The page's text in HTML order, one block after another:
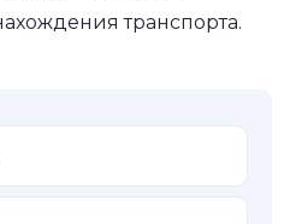
транспорта.